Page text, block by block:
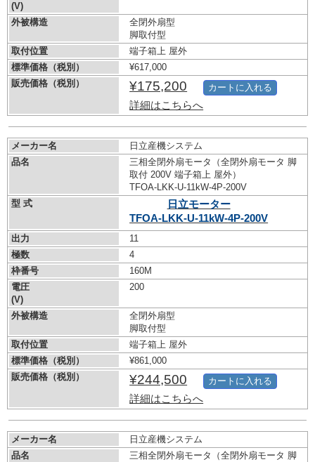
(V)
外被構造
全閉外扇型
脚取付型
取付位置
端子箱上 屋外
標準価格（税別）
¥617,000
販売価格（税別）
¥175,200
詳細はこちらへ
カートに入れる
メーカー名
日立産機システム
品名
三相全閉外扇モータ（全閉外扇モータ 脚
取付 200V 端子箱上 屋外）
TFOA-LKK-U-11kW-4P-200V
型 式
日立モーター
TFOA-LKK-U-11kW-4P-200V
出力
11
極数
4
枠番号
160M
電圧
(V)
200
外被構造
全閉外扇型
脚取付型
取付位置
端子箱上 屋外
標準価格（税別）
¥861,000
販売価格（税別）
¥244,500
詳細はこちらへ
カートに入れる
メーカー名
日立産機システム
品名
三相全閉外扇モータ（全閉外扇モータ 脚